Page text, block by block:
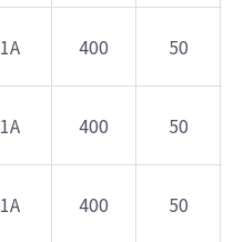
1A 400 50
1A 400 50
1A 400 50